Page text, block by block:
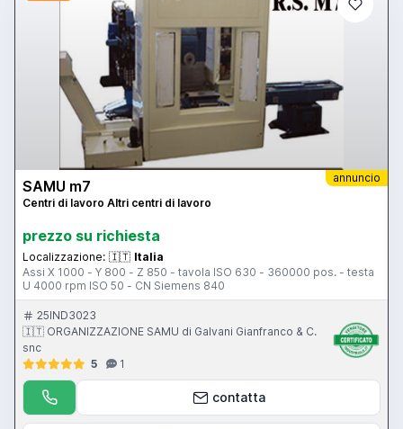
annuncio
SAMU m7
Centri di lavoro Altri centri di lavoro
prezzo su richiesta
Localizzazione: 🇮🇹 Italia
Assi X 1000 - Y 800 - Z 850 - tavola ISO 630 - 360000 pos. - testa
U 4000 rpm ISO 50 - CN Siemens 840
25IND3023
🇮🇹 ORGANIZZAZIONE SAMU di Galvani Gianfranco & C.
snc
5
1
contatta